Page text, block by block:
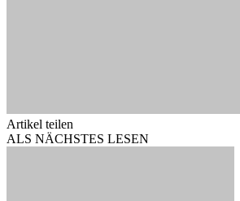
Artikel teilen
ALS NÄCHSTES LESEN